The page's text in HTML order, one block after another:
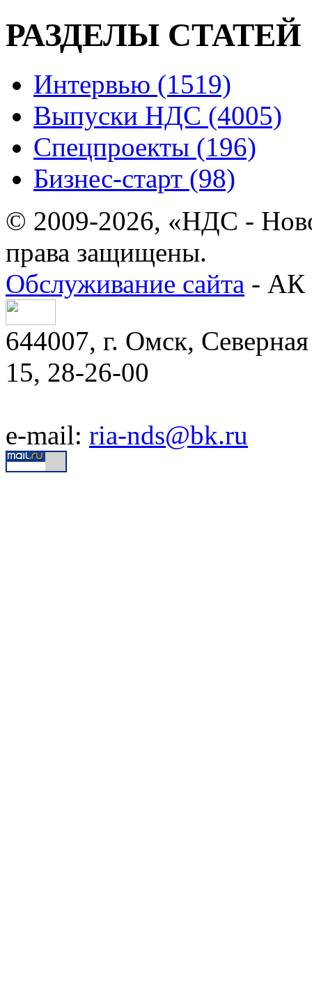
РАЗДЕЛЫ СТАТЕЙ
Интервью (1519)
Выпуски НДС (4005)
Спецпроекты (196)
Бизнес-старт (98)
© 2009-2026, «НДС -
права защищены.
Обслуживание сайта - АК
644007, г. Омск,
15, 28-26-00
e-mail: ria-nds@bk.ru